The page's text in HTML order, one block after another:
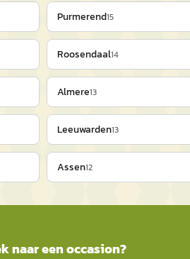
Purmerend15
Roosendaal14
Almere13
Leeuwarden13
Assen12
naar een occasion?